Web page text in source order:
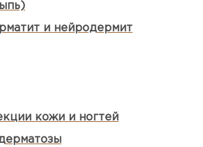
и нейродермит
кожи и ногтей